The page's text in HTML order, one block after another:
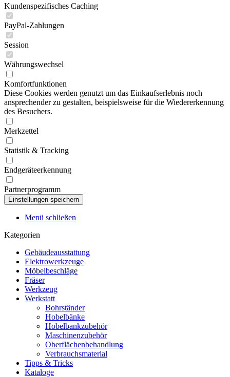
Kundenspezifisches Caching
PayPal-Zahlungen
Session
Währungswechsel
Komfortfunktionen
Diese Cookies werden genutzt um das Einkaufserlebnis noch
ansprechender zu gestalten, beispielsweise für die Wiedererkennung
des Besuchers.
Merkzettel
Statistik & Tracking
Endgeräteerkennung
Partnerprogramm
Menü schließen
Kategorien
Gebäudeausstattung
Elektrowerkzeuge
Möbelbeschläge
Fräser
Werkzeug
Werkstatt
Bohrständer
Hobelbänke
Hobelbankzubehör
Maschinenzubehör
Oberflächenbehandlung
Verbrauchsmaterial
Tipps & Tricks
Kataloge